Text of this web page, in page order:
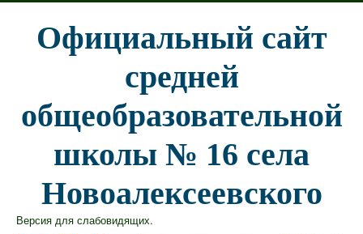
Официальный сайт
средней
общеобразовательной
школы № 16 села
Новоалексеевского
Версия для слабовидящих.